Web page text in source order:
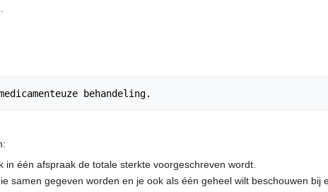
één afspraak de totale sterkte voorgeschreven wordt.
samen gegeven worden en je ook als één geheel wilt beschouwen bij